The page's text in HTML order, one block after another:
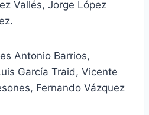
Vallés, Jorge López
Antonio Barrios,
García Traid, Vicente
Fernando Vázquez